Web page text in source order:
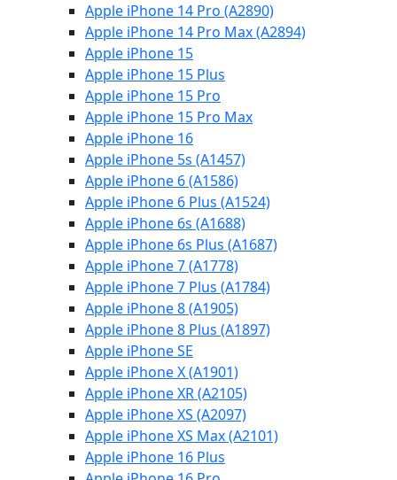
Apple iPhone 14 Pro (A2890)
Apple iPhone 14 Pro Max (A2894)
Apple iPhone 15
Apple iPhone 15 Plus
Apple iPhone 15 Pro
Apple iPhone 15 Pro Max
Apple iPhone 16
Apple iPhone 5s (A1457)
Apple iPhone 6 (A1586)
Apple iPhone 6 Plus (A1524)
Apple iPhone 6s (A1688)
Apple iPhone 6s Plus (A1687)
Apple iPhone 7 (A1778)
Apple iPhone 7 Plus (A1784)
Apple iPhone 8 (A1905)
Apple iPhone 8 Plus (A1897)
Apple iPhone SE
Apple iPhone X (A1901)
Apple iPhone XR (A2105)
Apple iPhone XS (A2097)
Apple iPhone XS Max (A2101)
Apple iPhone 16 Plus